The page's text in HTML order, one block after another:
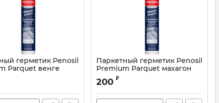
герметик Penosil
Parquet венге
Паркетный герметик Penosil
Premium Parquet махагон
Артикул:
200 ₽